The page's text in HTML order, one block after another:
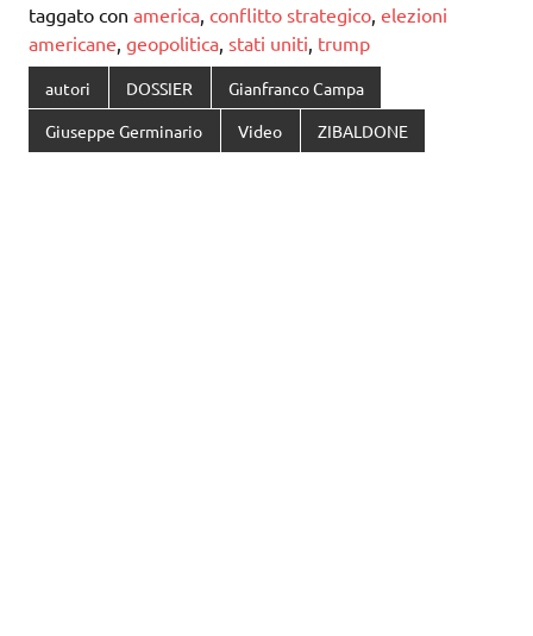
taggato con america conflitto strategico elezioni
americane geopolitica stati uniti trump
autori DOSSIER Gianfranco Campa
Giuseppe Germinario Video ZIBALDONE